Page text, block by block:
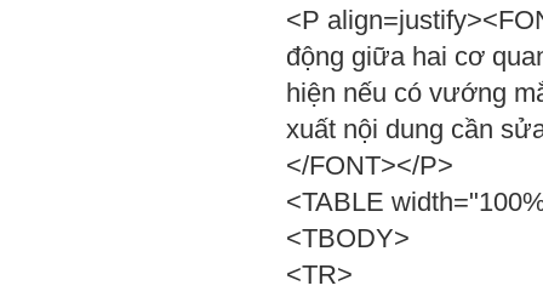
<P
động giữa hai cơ
hiện nếu có vướng
xuất nội dung cần
</FONT></P>
<TABLE
<TBODY>
<TR>